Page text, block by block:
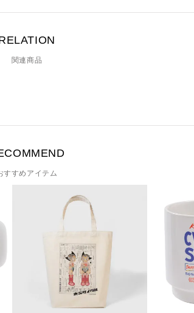
関連商品
すすめアイテム